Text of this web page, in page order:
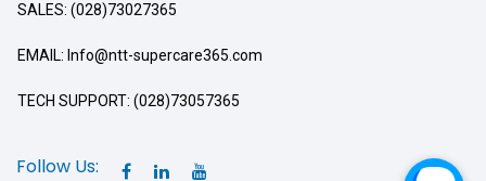
SALES: (028)73027365
EMAIL: Info@ntt-supercare365.com
TECH SUPPORT: (028)73057365
Follow Us: